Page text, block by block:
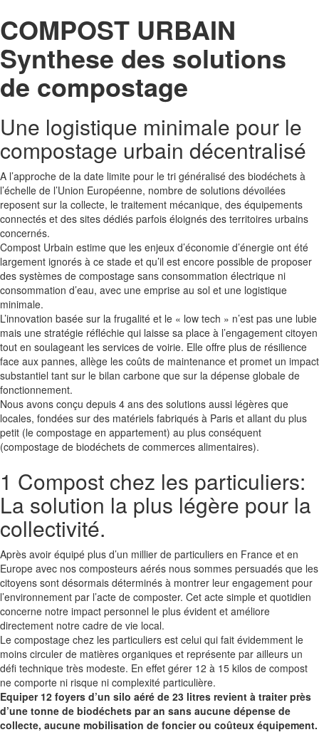
COMPOST URBAIN
Synthese des solutions
de compostage
Une logistique minimale pour le
compostage urbain décentralisé
A l’approche de la date limite pour le tri généralisé des biodéchets à
l’échelle de l’Union Européenne, nombre de solutions dévoilées
reposent sur la collecte, le traitement mécanique, des équipements
connectés et des sites dédiés parfois éloignés des territoires urbains
concernés.
Compost Urbain estime que les enjeux d’économie d’énergie ont été
largement ignorés à ce stade et qu’il est encore possible de proposer
des systèmes de compostage sans consommation électrique ni
consommation d’eau, avec une emprise au sol et une logistique
minimale.
L’innovation basée sur la frugalité et le « low tech » n’est pas une lubie
mais une stratégie réfléchie qui laisse sa place à l’engagement citoyen
tout en soulageant les services de voirie. Elle offre plus de résilience
face aux pannes, allège les coûts de maintenance et promet un impact
substantiel tant sur le bilan carbone que sur la dépense globale de
fonctionnement.
Nous avons conçu depuis 4 ans des solutions aussi légères que
locales, fondées sur des matériels fabriqués à Paris et allant du plus
petit (le compostage en appartement) au plus conséquent
(compostage de biodéchets de commerces alimentaires).
1 Compost chez les particuliers:
La solution la plus légère pour la
collectivité.
Après avoir équipé plus d’un millier de particuliers en France et en
Europe avec nos composteurs aérés nous sommes persuadés que les
citoyens sont désormais déterminés à montrer leur engagement pour
l’environnement par l’acte de composter. Cet acte simple et quotidien
concerne notre impact personnel le plus évident et améliore
directement notre cadre de vie local.
Le compostage chez les particuliers est celui qui fait évidemment le
moins circuler de matières organiques et représente par ailleurs un
défi technique très modeste. En effet gérer 12 à 15 kilos de compost
ne comporte ni risque ni complexité particulière.
Equiper 12 foyers d’un silo aéré de 23 litres revient à traiter près
d’une tonne de biodéchets par an sans aucune dépense de
collecte, aucune mobilisation de foncier ou coûteux équipement.